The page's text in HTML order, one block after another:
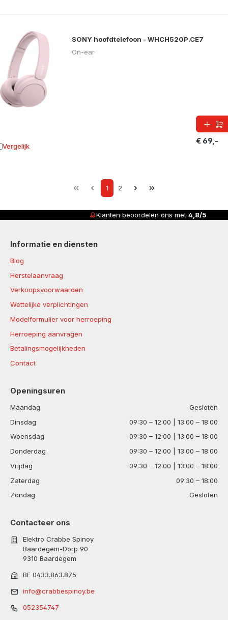
SONY hoofdtelefoon - WHCH520P.CE7
On-ear
€ 69,-
Vergelijk aan vergelijking
Page
1 Page
2
Klanten beoordelen ons met4,8/5
Informatie en diensten
Blog
Herstelaanvraag
Verkoopsvoorwaarden
Wettelijke verplichtingen
Modelformulier voor herroeping
Herroeping aanvragen
Betalingsmogelijkheden
Contact
Openingsuren
Maandag
Gesloten
Dinsdag
09:30 – 12:00 | 13:00 – 18:00
Woensdag
09:30 – 12:00 | 13:00 – 18:00
Donderdag
09:30 – 12:00 | 13:00 – 18:00
Vrijdag
09:30 – 12:00 | 13:00 – 18:00
Zaterdag
09:30 – 18:00
Zondag
Gesloten
Contacteer ons
Elektro Crabbe Spinoy
Baardegem-Dorp 90
9310 Baardegem
BE 0433.863.875
info@crabbespinoy.be
052354747